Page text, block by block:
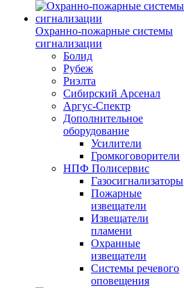
Охранно-пожарные системы
сигнализации
Болид
Рубеж
Риэлта
Сибирский Арсенал
Аргус-Спектр
Дополнительное
оборудование
Усилители
Громкоговорители
НПФ Полисервис
Газосигнализаторы
Пожарные
извещатели
Извещатели
пламени
Охранные
извещатели
Системы речевого
оповещения